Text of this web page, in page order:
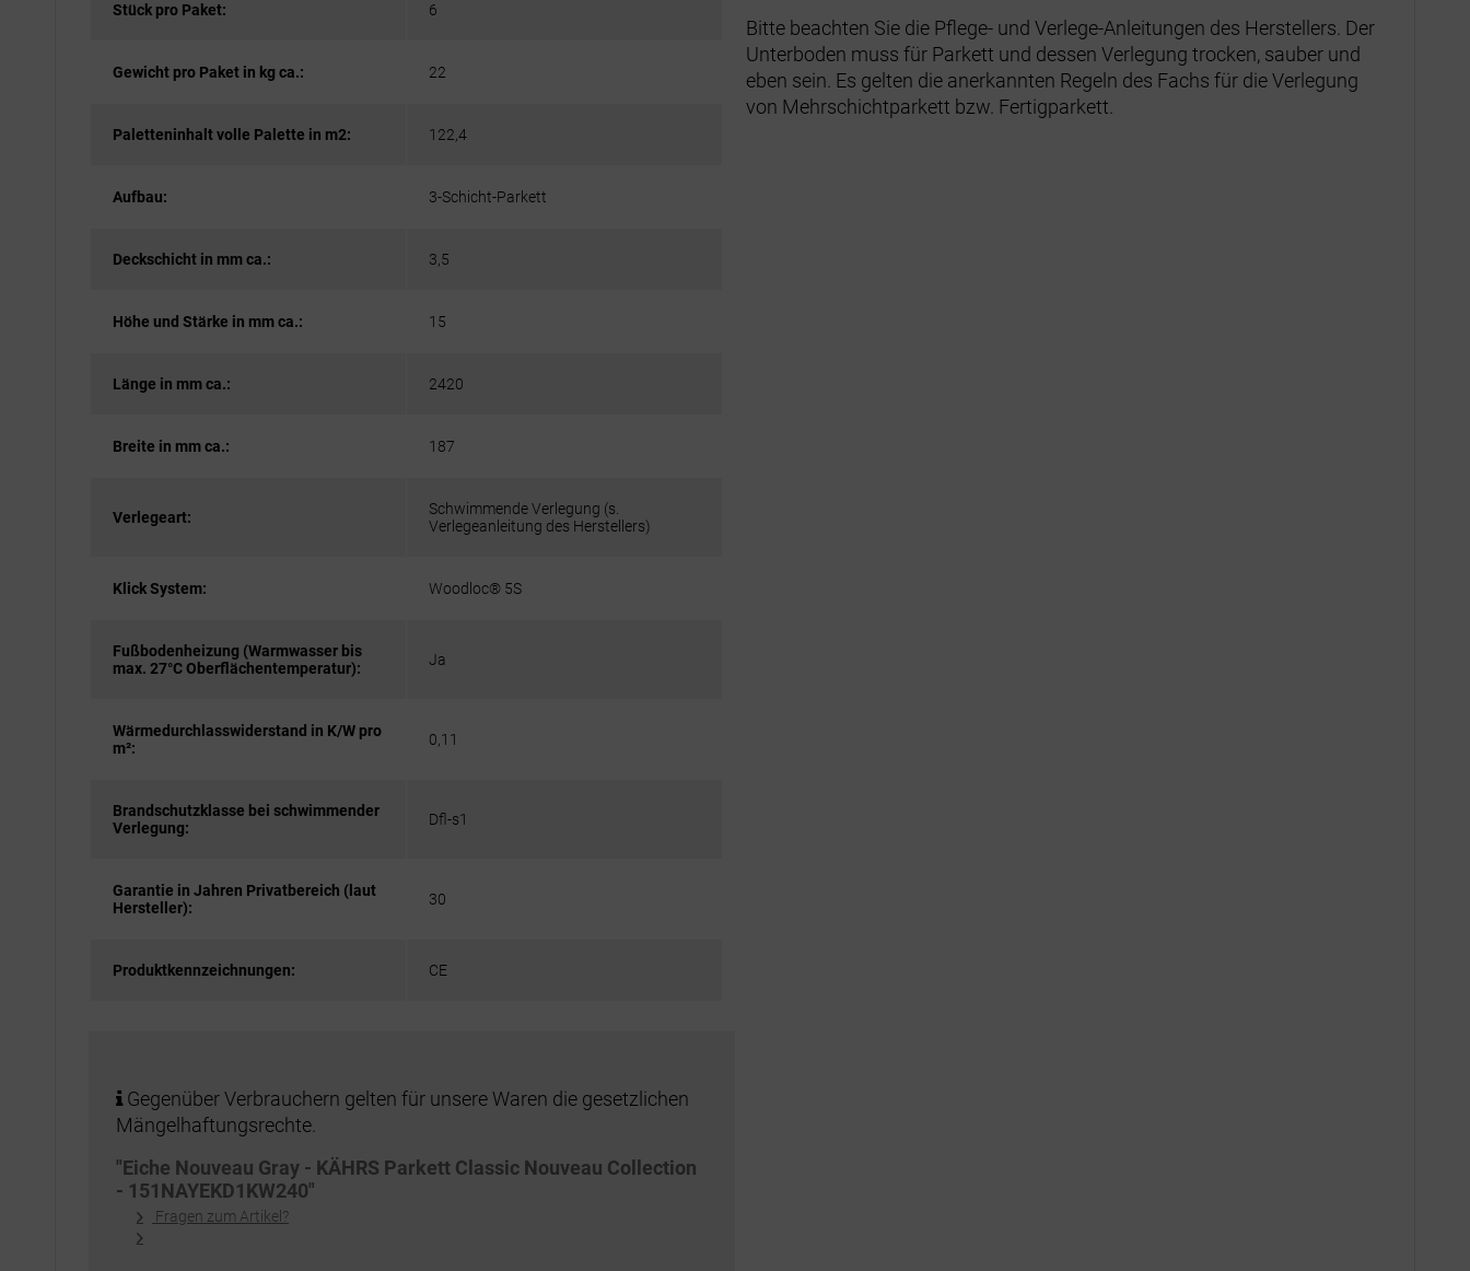
Bitte beachten Sie die Pflege- und Verlege-Anleitungen des Herstellers. Der
Unterboden muss für Parkett und dessen Verlegung trocken, sauber und
eben sein. Es gelten die anerkannten Regeln des Fachs für die Verlegung
von Mehrschichtparkett bzw. Fertigparkett.
Stück pro Paket: 6
Gewicht pro Paket in kg ca.: 22
Paletteninhalt volle Palette in m2: 122,4
Aufbau: 3-Schicht-Parkett
Deckschicht in mm ca.: 3,5
Höhe und Stärke in mm ca.: 15
Länge in mm ca.: 2420
Breite in mm ca.: 187
Verlegeart:
Schwimmende Verlegung (s.
Verlegeanleitung des Herstellers)
Klick System: Woodloc® 5S
Fußbodenheizung (Warmwasser bis
max. 27°C Oberflächentemperatur):
Ja
Wärmedurchlasswiderstand in K/W pro
m²:
0,11
Brandschutzklasse bei schwimmender
Verlegung:
Dfl-s1
Garantie in Jahren Privatbereich (laut
Hersteller):
30
Produktkennzeichnungen: CE
Gegenüber Verbrauchern gelten für unsere Waren die gesetzlichen
Mängelhaftungsrechte.
"Eiche Nouveau Gray - KÄHRS Parkett Classic Nouveau Collection
- 151NAYEKD1KW240"
Fragen zum Artikel?